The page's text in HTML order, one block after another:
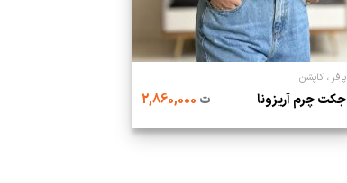
پافر ، کاپشن
جکت چرم آریزونا ت